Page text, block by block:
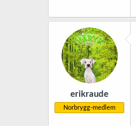
erikraude
Norbrygg-medlem